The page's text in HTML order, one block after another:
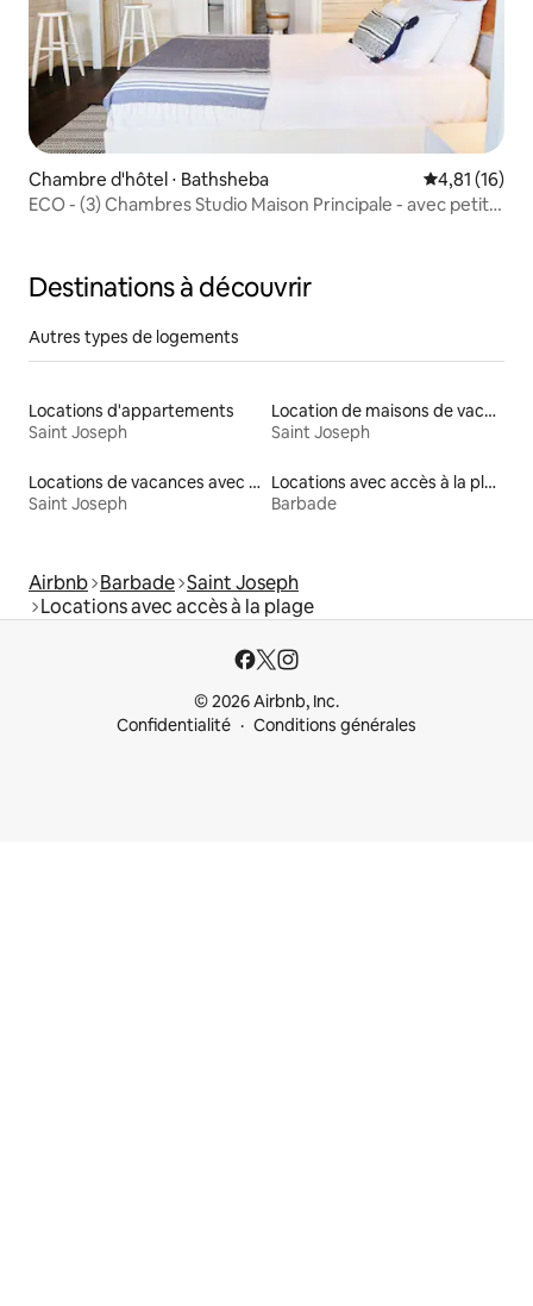
Chambre d'hôtel ⋅ Bathsheba Évaluation
4,81 (16)
ECO - (3) Chambres Studio Maison Principale - avec petit
Destinations à découvrir
Autres types de logements
Locations d'appartements
Saint Joseph
Location de maisons de vacances
Saint Joseph
Locations de vacances avec piscine
Saint Joseph
Locations avec accès à la plage
Barbade
Airbnb Barbade Saint Joseph
Locations avec accès à la plage
© 2026 Airbnb, Inc.
Confidentialité
Conditions générales